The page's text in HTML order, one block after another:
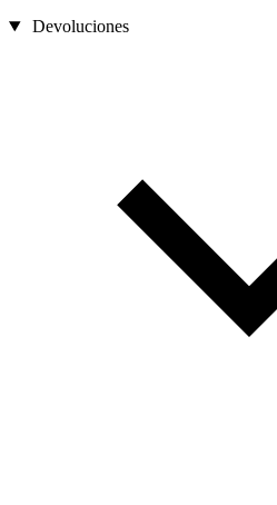
Devoluciones